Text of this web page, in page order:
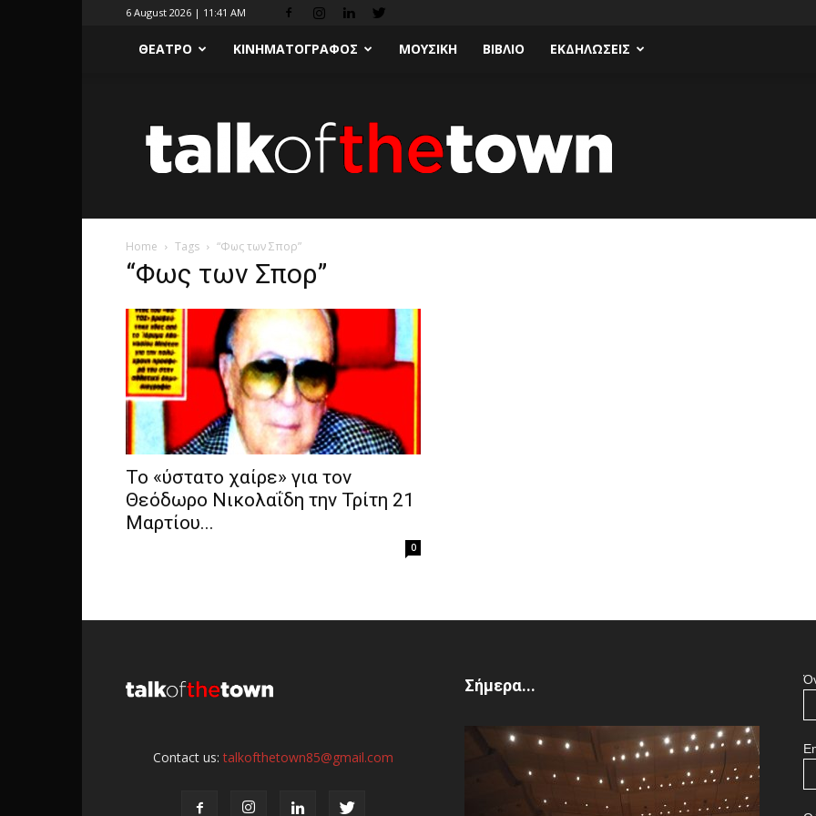
6 August 2026 | 11:41 AM
ΘΕΑΤΡΟ ΚΙΝΗΜΑΤΟΓΡΑΦΟΣ ΜΟΥΣΙΚΗ ΒΙΒΛΙΟ ΕΚΔΗΛΩΣΕΙΣ
Home Tags “Φως των Σπορ”
“Φως των Σπορ”
Το «ύστατο χαίρε» για τον
Θεόδωρο Νικολαΐδη την Τρίτη 21
Μαρτίου...
0
Contact us:talkofthetown85@gmail.com
Σήμερα...